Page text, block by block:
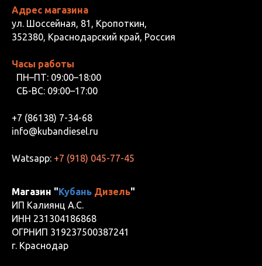
Адрес магазина
ул. Шоссейная, 81, Кропоткин,
352380, Краснодарский край, Россия
Часы работы
ПН–ПТ: 09:00–18:00
СБ-ВС: 09:00–17:00
+7 (86138) 7-34-68
info@kubandiesel.ru
Watsapp: +7 (918) 045-77-45
Магазин "Кубань Дизель"
ИП Калиянц А.С.
ИНН 231304186868
ОГРНИП 319237500387241
г. Краснодар